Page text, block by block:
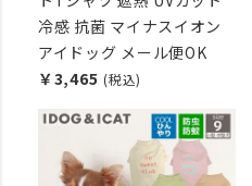
冷感 抗菌 マイナスイオン
アイドッグ メール便OK
￥3,465 (税込)